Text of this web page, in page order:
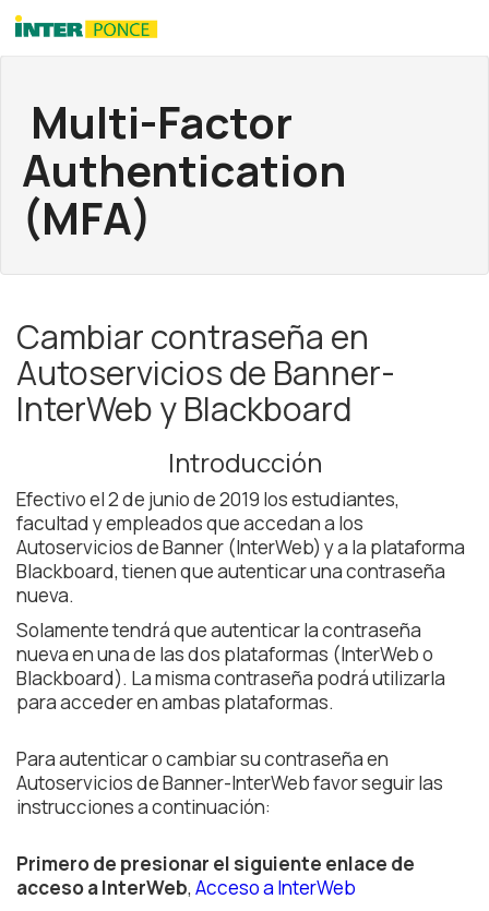
Multi-Factor
Authentication
(MFA)
Cambiar contraseña en
Autoservicios de Banner-
InterWeb y Blackboard
Introducción
Efectivo el 2 de junio de 2019 los estudiantes,
facultad y empleados que accedan a los
Autoservicios de Banner (InterWeb) y a la plataforma
Blackboard, tienen que autenticar una contraseña
nueva.
Solamente tendrá que autenticar la contraseña
nueva en una de las dos plataformas (InterWeb o
Blackboard). La misma contraseña podrá utilizarla
para acceder en ambas plataformas.
Para autenticar o cambiar su contraseña en
Autoservicios de Banner-InterWeb favor seguir las
instrucciones a continuación:
Primero de presionar el siguiente enlace de
acceso a InterWeb, Acceso a InterWeb